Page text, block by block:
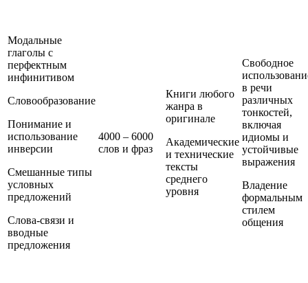
Модальные
глаголы с
перфектным
инфинитивом
Словообразование
Понимание и
использование
инверсии
Смешанные типы
условных
предложений
Слова-связи и
вводные
предложения
4000 – 6000
слов и фраз
Книги любого
жанра в
оригинале
Академические
и технические
тексты
среднего
уровня
Свободное
в речи
различных
тонкостей,
включая
идиомы и
устойчивые
выражения
Владение
формальным
стилем
общения